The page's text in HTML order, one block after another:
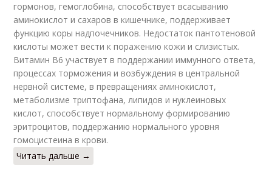
гормонов, гемоглобина, способствует всасыванию
аминокислот и сахаров в кишечнике, поддерживает
функцию коры надпочечников. Недостаток пантотеновой
кислоты может вести к поражению кожи и слизистых.
Витамин В6 участвует в поддержании иммунного ответа,
процессах торможения и возбуждения в центральной
нервной системе, в превращениях аминокислот,
метаболизме триптофана, липидов и нуклеиновых
кислот, способствует нормальному формированию
эритроцитов, поддержанию нормального уровня
гомоцистеина в крови.
Читать дальше →